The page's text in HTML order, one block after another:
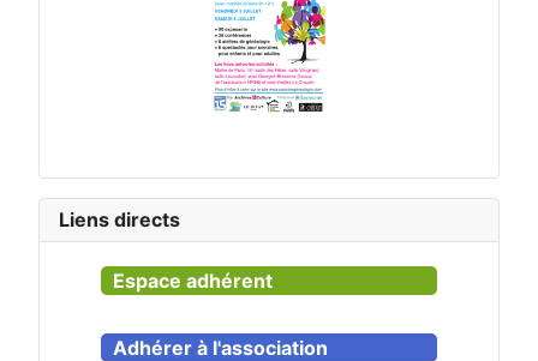
Liens directs
Espace adhérent
Adhérer à l'association